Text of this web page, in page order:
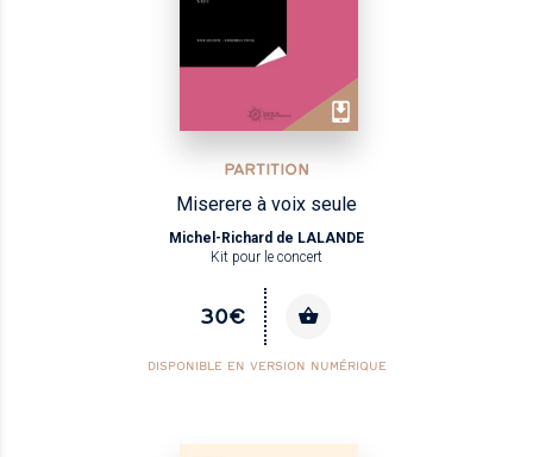
PARTITION
Miserere à voix seule
Michel-Richard de LALANDE
Kit pour le concert
30€
DISPONIBLE EN VERSION NUMÉRIQUE